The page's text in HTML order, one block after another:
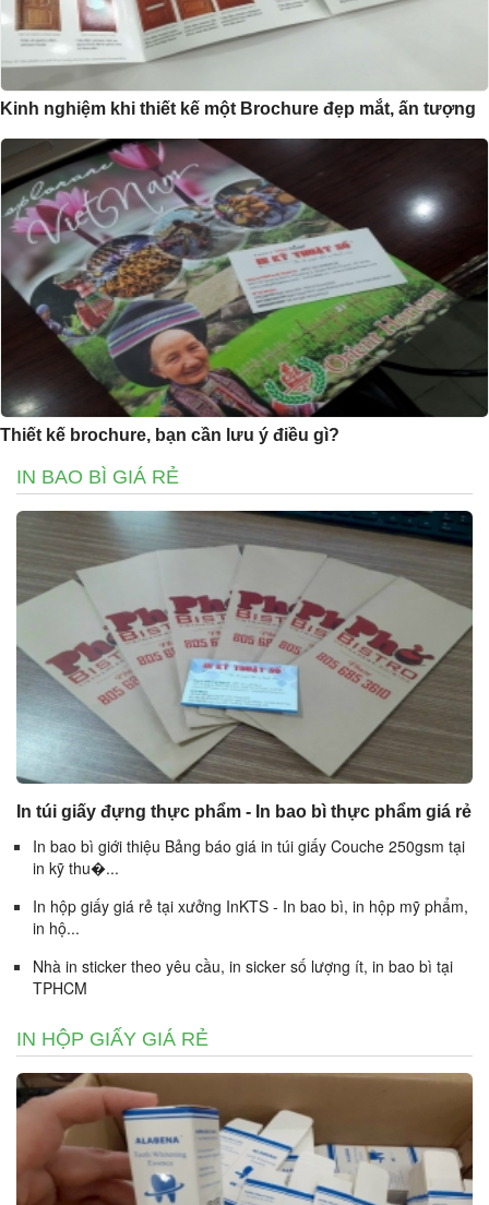
Kinh nghiệm khi thiết kế một Brochure đẹp mắt, ấn tượng
Thiết kế brochure, bạn cần lưu ý điều gì?
IN BAO BÌ GIÁ RẺ
In túi giấy đựng thực phẩm - In bao bì thực phẩm giá rẻ
In bao bì giới thiệu Bảng báo giá in túi giấy Couche 250gsm tại
in kỹ thu�...
In hộp giấy giá rẻ tại xưởng InKTS - In bao bì, in hộp mỹ phẩm,
in hộ...
Nhà in sticker theo yêu cầu, in sicker số lượng ít, in bao bì tại
TPHCM
IN HỘP GIẤY GIÁ RẺ